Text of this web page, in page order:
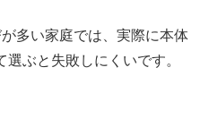
多い家庭では、実際に本体
ぶと失敗しにくいです。